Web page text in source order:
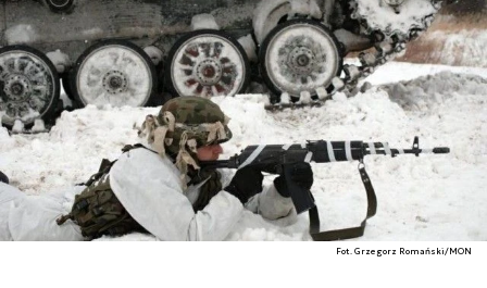
Fot. Grzegorz Romański/MON